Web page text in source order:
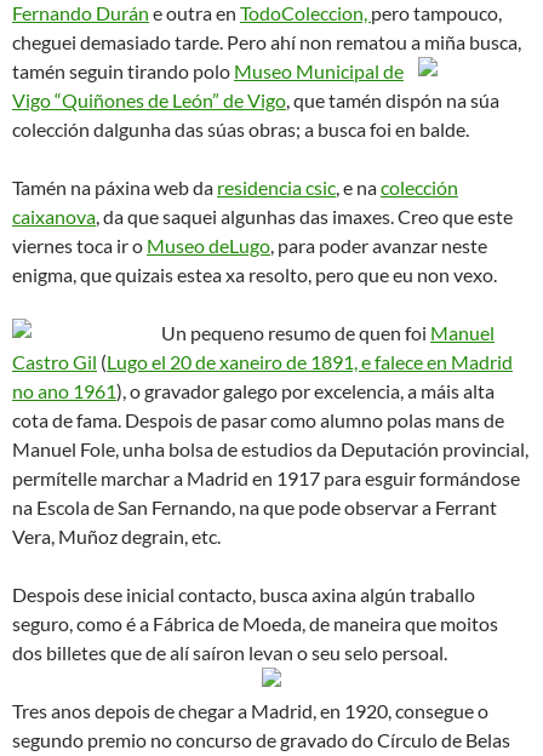
Fernando Durán e outra en TodoColeccion, pero tampouco,
cheguei demasiado tarde. Pero ahí non rematou a miña busca,
tamén seguin tirando polo Museo Municipal de
Vigo “Quiñones de León” de Vigo, que tamén dispón na súa
colección dalgunha das súas obras; a busca foi en balde.
Tamén na páxina web da residencia csic, e nacolección
caixanova, da que saquei algunhas das imaxes. Creo que este
viernes toca ir o Museo deLugo, para poder avanzar neste
enigma, que quizais estea xa resolto, pero que eu non vexo.
Un pequeno resumo de quen foi Manuel
Castro Gil (Lugo el 20 de xaneiro de 1891, e falece en Madrid
no ano 1961), o gravador galego por excelencia, a máis alta
cota de fama. Despois de pasar como alumno polas mans de
Manuel Fole, unha bolsa de estudios da Deputación provincial,
permítelle marchar a Madrid en 1917 para esguir formándose
na Escola de San Fernando, na que pode observar a Ferrant
Vera, Muñoz degrain, etc.
Despois dese inicial contacto, busca axina algún traballo
seguro, como é a Fábrica de Moeda, de maneira que moitos
dos billetes que de alí saíron levan o seu selo persoal.
Tres anos depois de chegar a Madrid, en 1920, consegue o
segundo premio no concurso de gravado do Círculo de Belas